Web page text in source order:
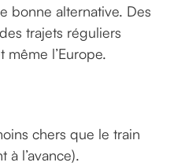
bonne alternative. Des
trajets réguliers
même l’Europe.
chers que le train
à l’avance).